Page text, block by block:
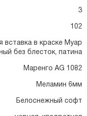
3
102
в краске Муар
без блесток, патина
Маренго AG 1082
Меламин 6мм
Белоснежный софт